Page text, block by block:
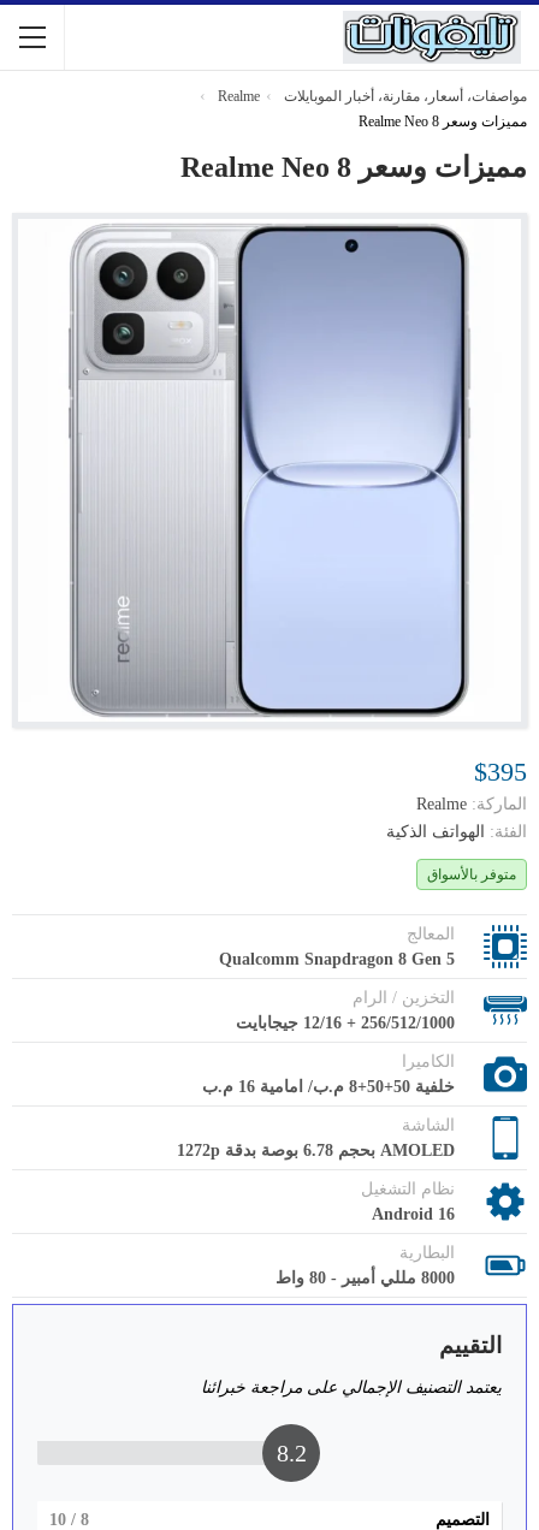
مواصفات، أسعار، مقارنة، أخبار الموبايلات
Realme
مميزات وسعر Realme Neo 8
مميزات وسعر Realme Neo 8
$395
الماركة: Realme
الفئة:
الهواتف الذكية
متوفر بالأسواق
المعالج
Qualcomm Snapdragon 8 Gen 5
التخزين / الرام
256/512/1000 + 12/16 جيجابايت
الكاميرا
خلفية 50+50+8 م.ب/ امامية 16 م.ب
الشاشة
AMOLED بحجم 6.78 بوصة بدقة 1272p
نظام التشغيل
Android 16
البطارية
8000 مللي أمبير - 80 واط
التقييم
يعتمد التصنيف الإجمالي على مراجعة خبرائنا
8.2
التصميم 8
/ 10